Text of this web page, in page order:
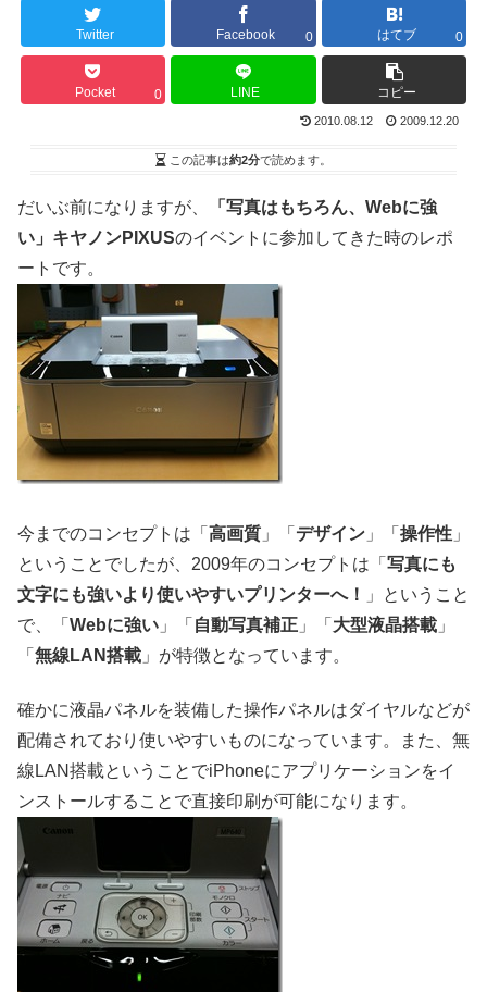
Twitter Facebook 0 はてブ 0
Pocket 0 LINE コピー
2010.08.12 2009.12.20
この記事は約2分で読めます。
だいぶ前になりますが、
「写真はもちろん、Webに強
い」キヤノンPIXUSのイベントに参加してきた時のレポ
ートです。
今までのコンセプトは「 高画質 」「 デザイン 」「 操作性 」
ということでしたが、2009年のコンセプトは「 写真にも
文字にも強いより使いやすいプリンターへ！
」ということ
で、「 Webに強い 」「 自動写真補正 」「 大型液晶搭載 」
「 無線LAN搭載 」が特徴となっています。
確かに液晶パネルを装備した操作パネルはダイヤルなどが
配備されており使いやすいものになっています。また、無
線LAN搭載ということでiPhoneにアプリケーションをイ
ンストールすることで直接印刷が可能になります。